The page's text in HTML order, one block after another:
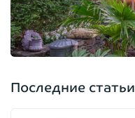
Последние статьи